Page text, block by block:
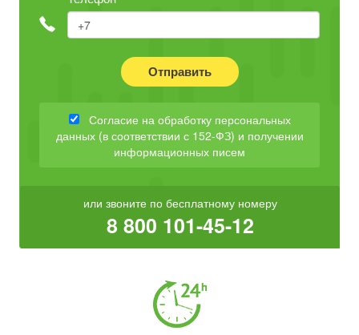
Отправить
Согласие на обработку персональных
данных (в соответствии с 152-ФЗ) и получении
информационных писем
или звоните по бесплатному номеру
8 800 101-45-12